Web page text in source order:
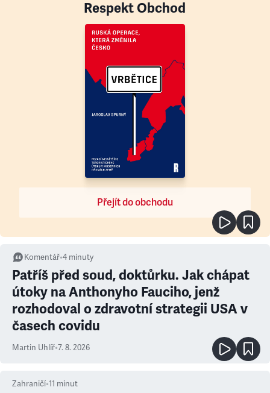
Respekt Obchod
Přejít do obchodu
Komentář•4 minuty
Patříš před soud, doktůrku. Jak chápat
útoky na Anthonyho Fauciho, jenž
rozhodoval o zdravotní strategii USA v
časech covidu
Martin Uhlíř•7. 8. 2026
Zahraničí•11 minut